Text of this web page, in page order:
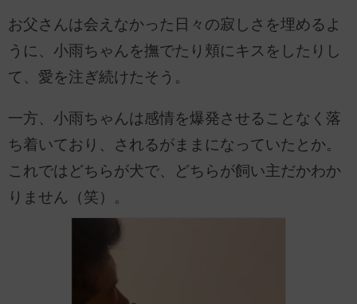
お父さんは会えなかった日々の寂しさを埋めるよ
うに、小雨ちゃんを撫でたり頬にキスをしたりし
て、愛を注ぎ続けたそう。
一方、小雨ちゃんは感情を爆発させることなく落
ち着いており、されるがままになっていたとか。
これではどちらが犬で、どちらが飼い主だかわか
りません（笑）。